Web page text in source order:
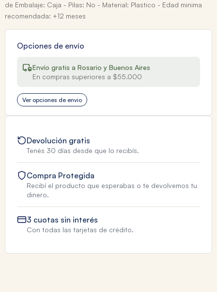
de Embalaje: Caja - Pilas: No - Material: Plastico - Edad minima
recomendada: +12 meses
Opciones de envío
Envío gratis a Rosario y Buenos Aires
En compras superiores a $55.000
Ver opciones de envio
Devolución gratis
Tenés 30 días desde que lo recibís.
Compra Protegida
Recibí el producto que esperabas o te devolvemos tu
dinero.
3 cuotas sin interés
Con todas las tarjetas de crédito.